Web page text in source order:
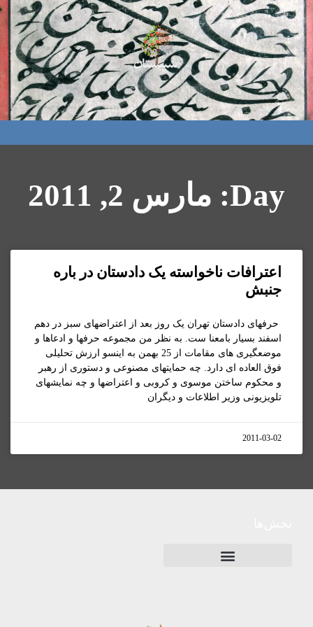
Day: مارس 2, 2011
اعترافات ناخواسته یک دادستان در باره
جنبش
حرفهای دادستان تهران یک روز بعد از اعتراضهای سبز در دهم
اسفند بسیار بامعنا ست. به نظر من مجموعه حرفها و ادعاها و
موضعگیری های مقامات از 25 بهمن به اینسو ارزش تحلیلی
فوق العاده ای دارد. چه حمایتهای مصنوعی و دستوری از رهبر
و محکوم ساختن موسوی و کروبی و اعتراضها و چه نمایشهای
تلویزیونی وزیر اطلاعات و دیگران
2011-03-02